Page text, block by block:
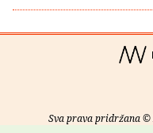
Sva prava pridržana ©